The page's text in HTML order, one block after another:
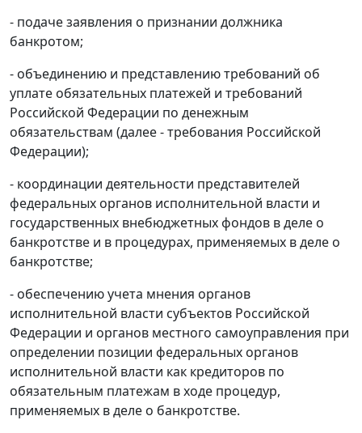
- подаче заявления о признании должника
банкротом;
- объединению и представлению требований об
уплате обязательных платежей и требований
Российской Федерации по денежным
обязательствам (далее - требования Российской
Федерации);
- координации деятельности представителей
федеральных органов исполнительной власти и
государственных внебюджетных фондов в деле о
банкротстве и в процедурах, применяемых в деле о
банкротстве;
- обеспечению учета мнения органов
исполнительной власти субъектов Российской
Федерации и органов местного самоуправления при
определении позиции федеральных органов
исполнительной власти как кредиторов по
обязательным платежам в ходе процедур,
применяемых в деле о банкротстве.